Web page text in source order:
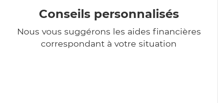
Conseils personnalisés
Nous vous suggérons les aides financières
correspondant à votre situation